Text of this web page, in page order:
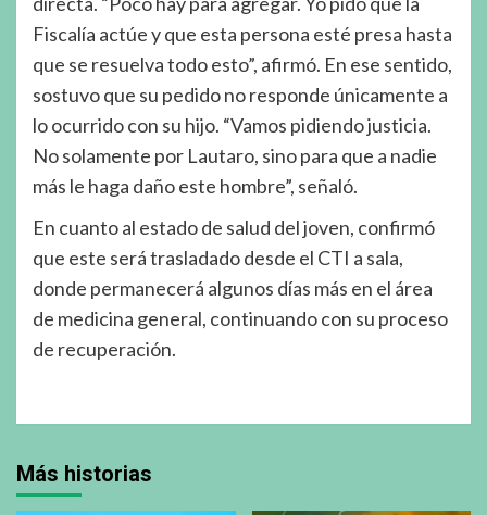
Fiscalía actúe y que esta persona esté presa hasta
que se resuelva todo esto”, afirmó. En ese sentido,
sostuvo que su pedido no responde únicamente a
lo ocurrido con su hijo. “Vamos pidiendo justicia.
No solamente por Lautaro, sino para que a nadie
más le haga daño este hombre”, señaló.
En cuanto al estado de salud del joven, confirmó
que este será trasladado desde el CTI a sala,
donde permanecerá algunos días más en el área
de medicina general, continuando con su proceso
de recuperación.
Más historias